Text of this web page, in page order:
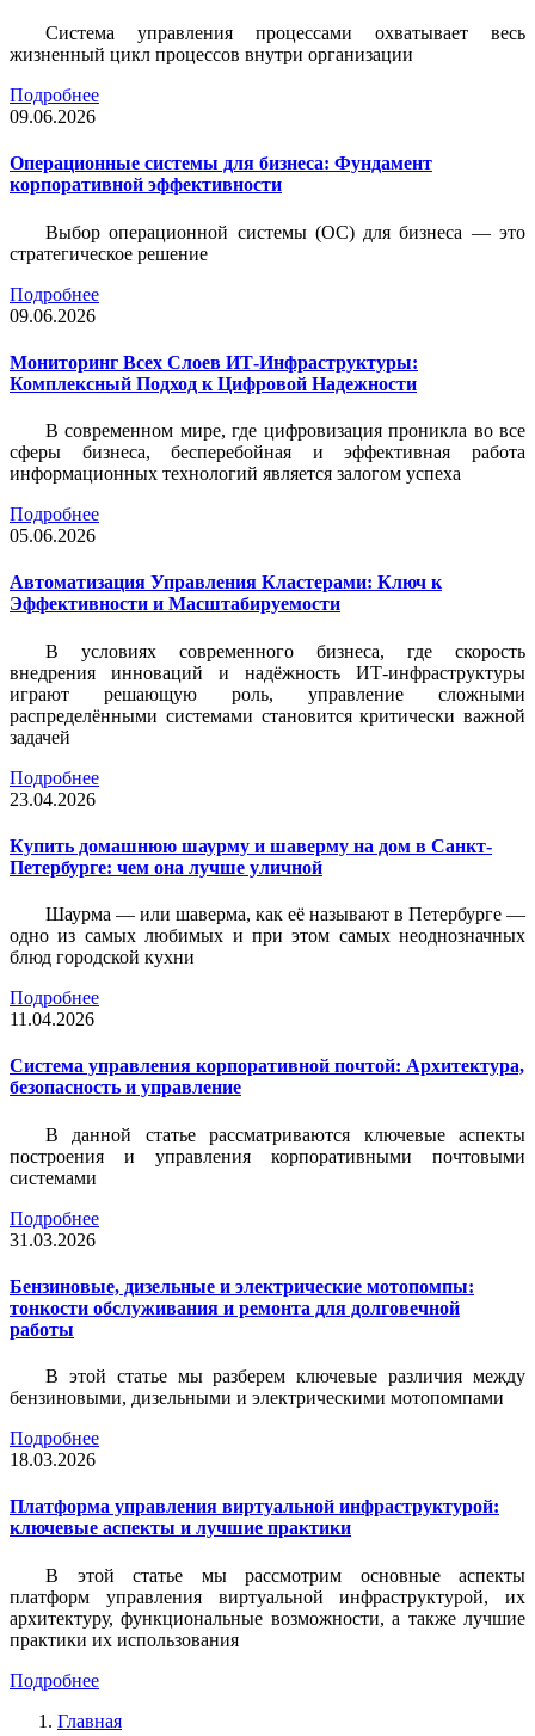
Система управления процессами охватывает весь
жизненный цикл процессов внутри организации
Подробнее
09.06.2026
Операционные системы для бизнеса: Фундамент
корпоративной эффективности
Выбор операционной системы (ОС) для бизнеса — это
стратегическое решение
Подробнее
09.06.2026
Мониторинг Всех Слоев ИТ-Инфраструктуры:
Комплексный Подход к Цифровой Надежности
В современном мире, где цифровизация проникла во все
сферы бизнеса, бесперебойная и эффективная работа
информационных технологий является залогом успеха
Подробнее
05.06.2026
Автоматизация Управления Кластерами: Ключ к
Эффективности и Масштабируемости
В условиях современного бизнеса, где скорость
внедрения инноваций и надёжность ИТ-инфраструктуры
играют решающую роль, управление сложными
распределёнными системами становится критически важной
задачей
Подробнее
23.04.2026
Купить домашнюю шаурму и шаверму на дом в Санкт-
Петербурге: чем она лучше уличной
Шаурма — или шаверма, как её называют в Петербурге —
одно из самых любимых и при этом самых неоднозначных
блюд городской кухни
Подробнее
11.04.2026
Система управления корпоративной почтой: Архитектура,
безопасность и управление
В данной статье рассматриваются ключевые аспекты
построения и управления корпоративными почтовыми
системами
Подробнее
31.03.2026
Бензиновые, дизельные и электрические мотопомпы:
тонкости обслуживания и ремонта для долговечной
работы
В этой статье мы разберем ключевые различия между
бензиновыми, дизельными и электрическими мотопомпами
Подробнее
18.03.2026
Платформа управления виртуальной инфраструктурой:
ключевые аспекты и лучшие практики
В этой статье мы рассмотрим основные аспекты
платформ управления виртуальной инфраструктурой, их
архитектуру, функциональные возможности, а также лучшие
практики их использования
Подробнее
Главная